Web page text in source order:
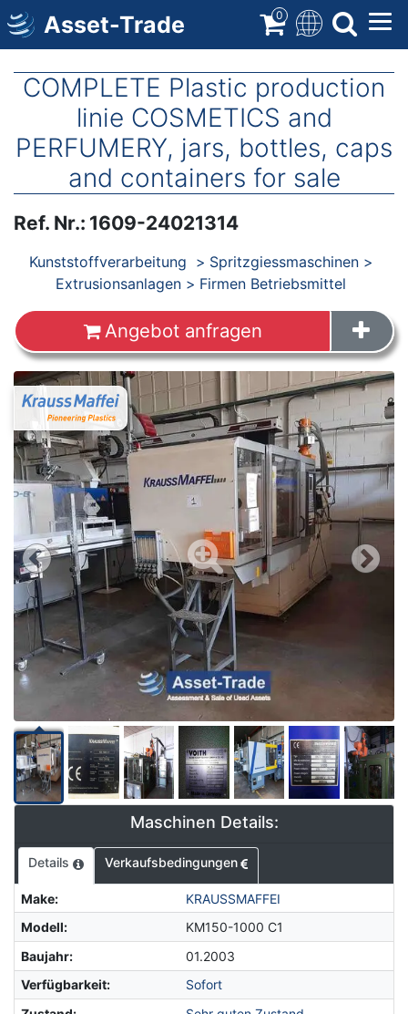
Direkt
zum
Inhalt
Asset-Trade 0
COMPLETE Plastic production
linie COSMETICS and
PERFUMERY, jars, bottles, caps
and containers for sale
Ref. Nr.: 1609-24021314
Produkte
Kunststoffverarbeitung
Spritzgiessmaschinen
Extrusionsanlagen
Firmen Betriebsmittel
Angebot anfragen
Images
Maschinen Details:
Details Verkaufsbedingungen
Make:
KRAUSSMAFFEI
Modell:
KM150-1000 C1
Baujahr:
01.2003
Verfügbarkeit:
Sofort